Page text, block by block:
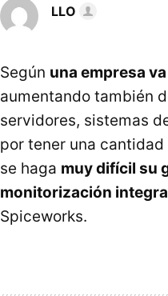
LLO
Según una empresa
aumentando también
servidores, sistemas
por tener una
se haga muy difícil su
monitorización
Spiceworks.